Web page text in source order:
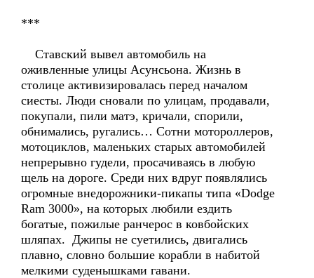
***
Ставский вывел автомобиль на
оживленные улицы Асунсьона. Жизнь в
столице активизировалась перед началом
сиесты. Люди сновали по улицам, продавали,
покупали, пили матэ, кричали, спорили,
обнимались, ругались… Сотни мотороллеров,
мотоциклов, маленьких старых автомобилей
непрерывно гудели, просачиваясь в любую
щель на дороге. Среди них вдруг появлялись
огромные внедорожники-пикапы типа «Dodge
Ram 3000», на которых любили ездить
богатые, пожилые ранчерос в ковбойских
шляпах. Джипы не суетились, двигались
плавно, словно большие корабли в набитой
мелкими суденышками гавани.